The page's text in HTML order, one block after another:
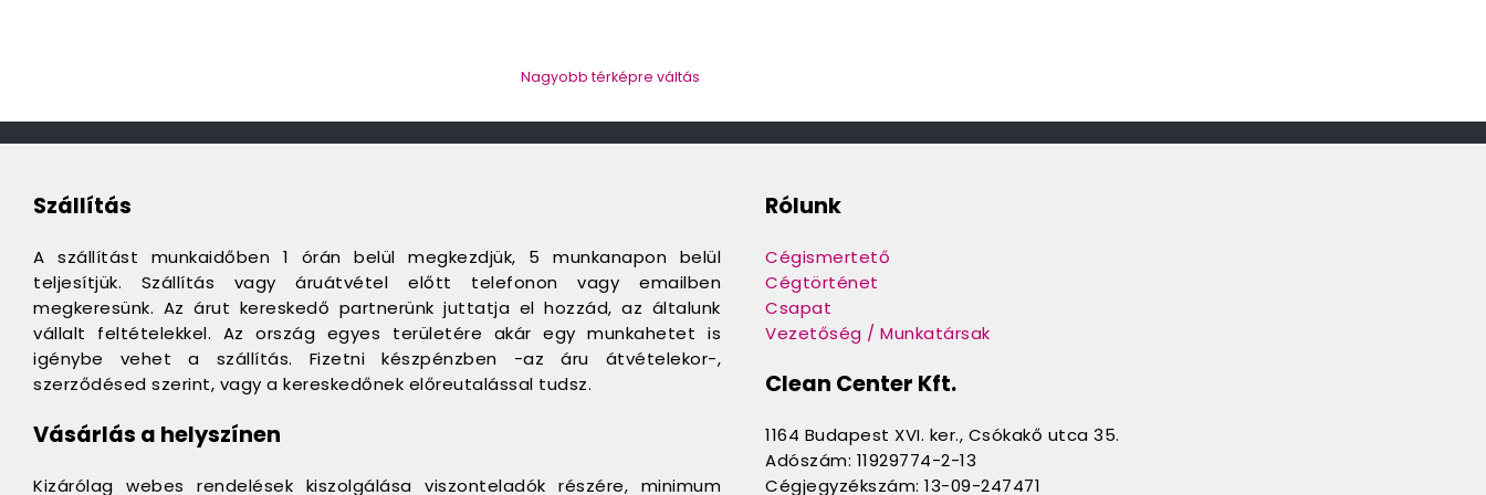
Nagyobb térképre váltás
Szállítás
A szállítást munkaidőben 1 órán belül megkezdjük, 5 munkanapon belül
teljesítjük. Szállítás vagy áruátvétel előtt telefonon vagy emailben
megkeresünk. Az árut kereskedő partnerünk juttatja el hozzád, az általunk
vállalt feltételekkel. Az ország egyes területére akár egy munkahetet is
igénybe vehet a szállítás. Fizetni készpénzben -az áru átvételekor-,
szerződésed szerint, vagy a kereskedőnek előreutalással tudsz.
Vásárlás a helyszínen
Kizárólag webes rendelések kiszolgálása viszonteladók részére, minimum
Rólunk
Cégismertető
Cégtörténet
Csapat
Vezetőség / Munkatársak
Clean Center Kft.
1164 Budapest XVI. ker., Csókakő utca 35.
Adószám: 11929774-2-13
Cégjegyzékszám: 13-09-247471